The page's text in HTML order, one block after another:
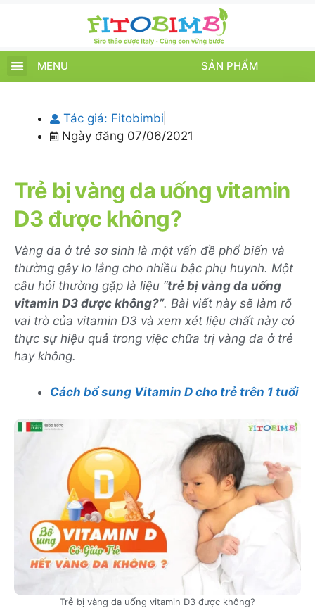
MENU SẢN PHẨM
Tác giả: Fitobimbi
Ngày đăng 07/06/2021
Trẻ bị vàng da uống vitamin
D3 được không?
Vàng da ở trẻ sơ sinh là một vấn đề phổ biến và
thường gây lo lắng cho nhiều bậc phụ huynh. Một
câu hỏi thường gặp là liệu “trẻ bị vàng da uống
vitamin D3 được không?”. Bài viết này sẽ làm rõ
vai trò của vitamin D3 và xem xét liệu chất này có
thực sự hiệu quả trong việc chữa trị vàng da ở trẻ
hay không.
Cách bổ sung Vitamin D cho trẻ trên 1 tuổi
Trẻ bị vàng da uống vitamin D3 được không?